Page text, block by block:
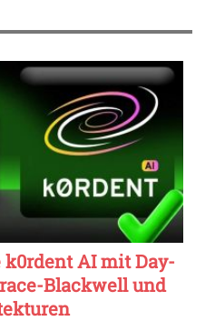
AI mit Day-
Blackwell und